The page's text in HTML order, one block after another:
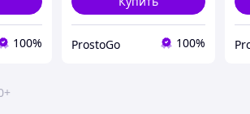
100% ProstoGo 100%